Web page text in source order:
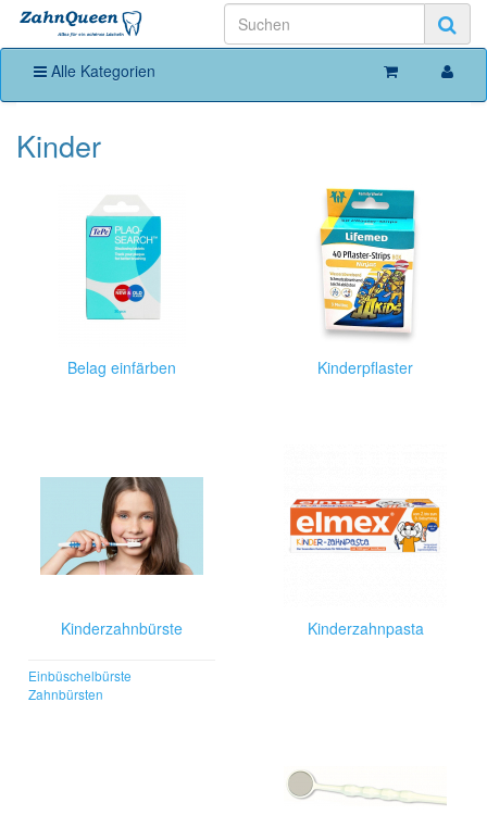
Alle Kategorien
Kinder
Belag einfärben Kinderpflaster
Kinderzahnbürste
Einbüschelbürste
Zahnbürsten
Kinderzahnpasta